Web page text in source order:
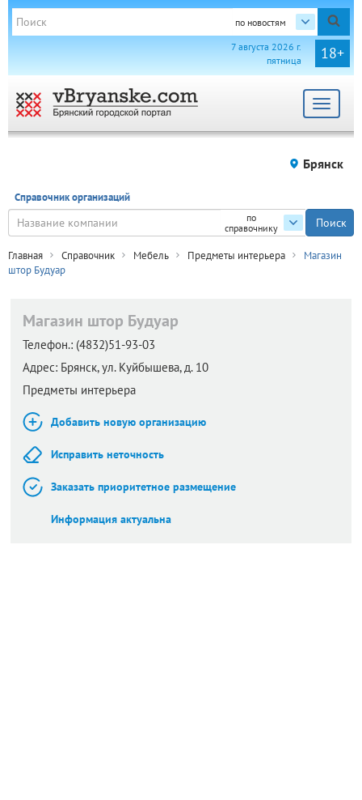
по новостям
18+
7 августа 2026 г.
пятница
Toggle
Брянск
Справочник организаций
по
справочнику
Главная Справочник Мебель Предметы интерьера
Магазин
штор Будуар
Магазин штор Будуар
Телефон.: (4832)51-93-03
Адрес: Брянск,ул. Куйбышева, д. 10
Предметы интерьера
Добавить новую организацию
Исправить неточность
Заказать приоритетное размещение
Информация актуальна